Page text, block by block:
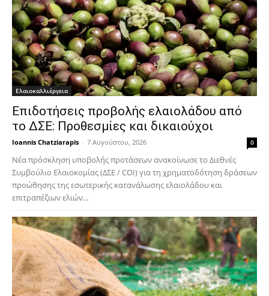
Ελαιοκαλλιέργεια
Επιδοτήσεις προβολής ελαιολάδου από
το ΔΣΕ: Προθεσμίες και δικαιούχοι
Ioannis Chatziarapis - 7 Αυγούστου, 2026 0
Νέα πρόσκληση υποβολής προτάσεων ανακοίνωσε το Διεθνές
Συμβούλιο Ελαιοκομίας (ΔΣΕ / COI) για τη χρηματοδότηση δράσεων
προώθησης της εσωτερικής κατανάλωσης ελαιολάδου και
επιτραπέζιων ελιών...